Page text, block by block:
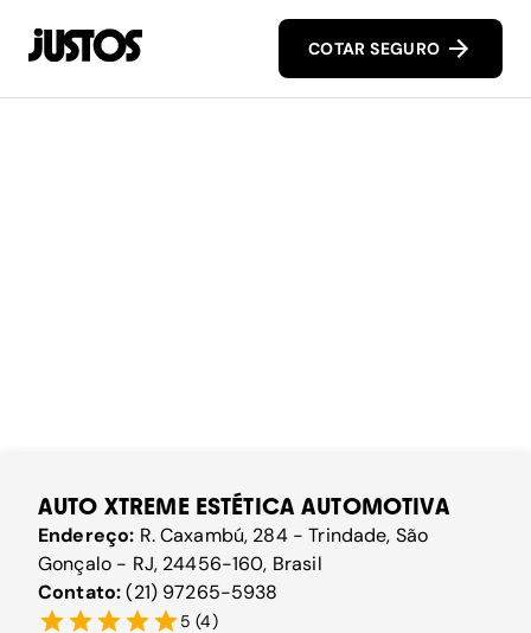
COTAR SEGURO
AUTO XTREME ESTÉTICA AUTOMOTIVA
Endereço: R. Caxambú, 284 - Trindade, São
Gonçalo - RJ, 24456-160, Brasil
Contato:(21) 97265-5938
5 (4)